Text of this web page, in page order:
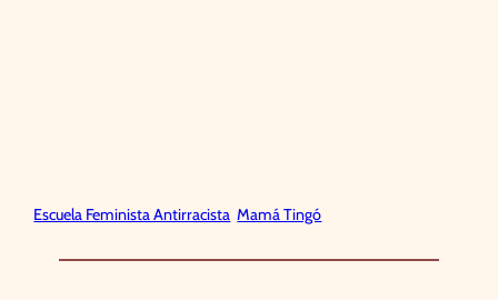
Escuela Feminista Antirracista Mamá Tingó